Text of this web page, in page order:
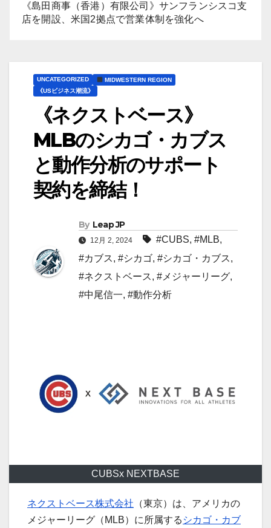
《島田商事（香港）有限公司》サンフランシスコ支
店を開設、米国2拠点で営業体制を強化へ
UNCATEGORIZED
MIDWESTERN REGION
《USビジネス潮流》
《ネクストベース》
MLBのシカゴ・カブス
と動作分析のサポート
契約を締結！
By Leap JP
12月 2, 2024 #CUBS, #MLB,
#カブス, #シカゴ, #シカゴ・カブス,
#ネクストベース, #メジャーリーグ,
#中尾信一, #動作分析
CUBSx NEXTBASE
ネクストベース株式会社 （東京）は、アメリカの
メジャーリーグ（MLB）に所属する シカゴ・カブ